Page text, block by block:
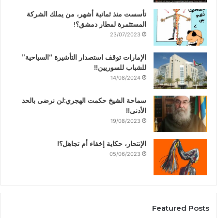
تأسست منذ ثمانية أشهر، من يملك الشركة
المستثمرة لمطار دمشق؟!
23/07/2023
الإمارات توقف استصدار التأشيرة “السياحية”
للشباب للسوريين!!
14/08/2024
سماحة الشيخ حكمت الهجري:لن نرضى بالحد
الأدنى!!
19/08/2023
الإنتحار، حكاية إخفاء أم تجاهل؟!
05/06/2023
Featured Posts